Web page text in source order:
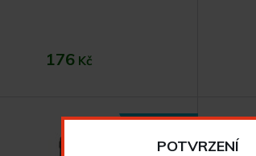
176 Kč
NOVINKA
POTVRZENÍ